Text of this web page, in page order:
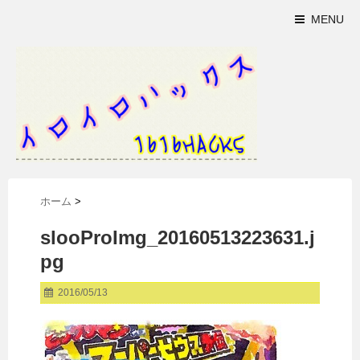
MENU
ホーム >
slooProImg_20160513223631.j
pg
2016/05/13